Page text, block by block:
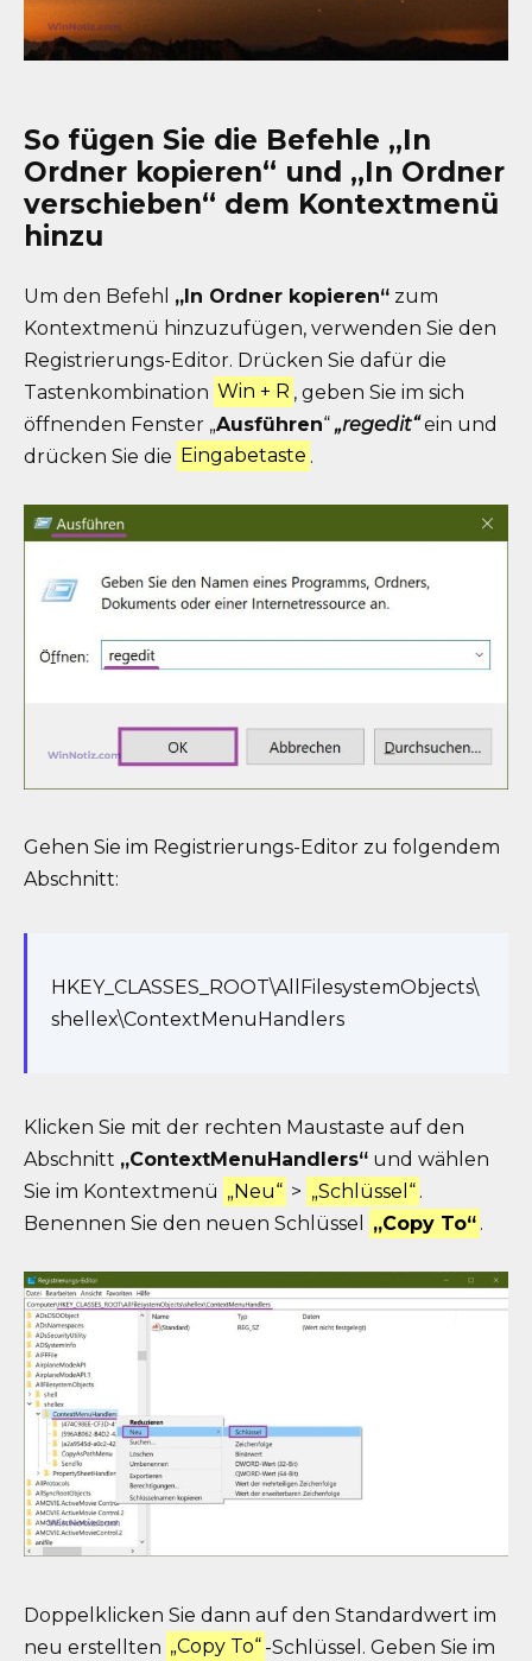
So fügen Sie die Befehle „In
Ordner kopieren“ und „In Ordner
verschieben“ dem Kontextmenü
hinzu
Um den Befehl „In Ordner kopieren“ zum
Kontextmenü hinzuzufügen, verwenden Sie den
Registrierungs-Editor. Drücken Sie dafür die
Tastenkombination Win + R , geben Sie im sich
öffnenden Fenster „Ausführen“ „regedit“ein und
drücken Sie die Eingabetaste .
Gehen Sie im Registrierungs-Editor zu folgendem
Abschnitt:
HKEY_CLASSES_ROOT\AllFilesystemObjects\
shellex\ContextMenuHandlers
Klicken Sie mit der rechten Maustaste auf den
Abschnitt „ContextMenuHandlers“ und wählen
Sie im Kontextmenü „Neu“ > „Schlüssel“ .
Benennen Sie den neuen Schlüssel
„Copy To“ .
Doppelklicken Sie dann auf den Standardwert im
neu erstellten „Copy To“ -Schlüssel. Geben Sie im